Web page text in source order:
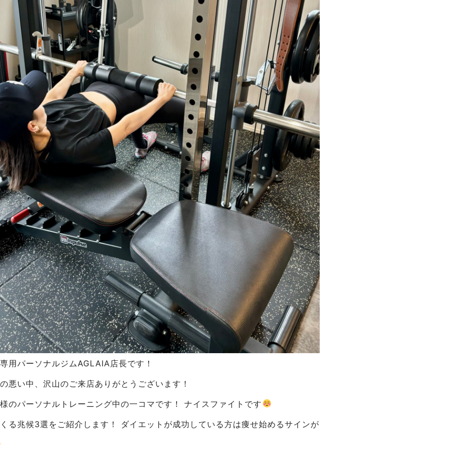
用パーソナルジムAGLAIA店長です！
悪い中、沢山のご来店ありがとうございます！
のパーソナルトレーニング中の一コマです！ ナイスファイトです
る兆候3選をご紹介します！ ダイエットが成功している方は痩せ始めるサインが